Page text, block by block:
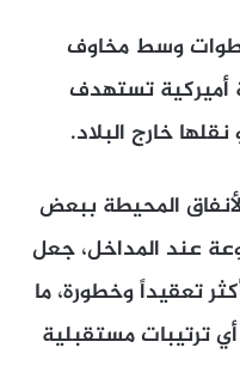
وسط مخاوف
أميركية تستهدف
خارج البلاد.
المحيطة ببعض
عند المداخل، جعل
تعقيداً وخطورة، ما
ترتيبات مستقبلية